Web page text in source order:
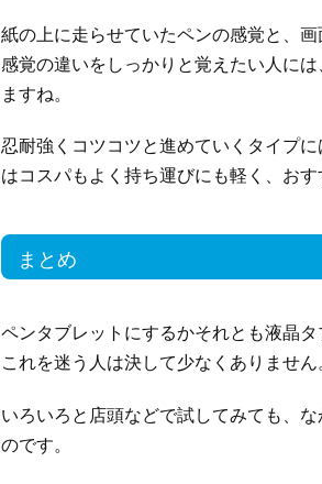
紙の上に走らせていたペンの感覚と、
感覚の違いをしっかりと覚えたい人には
ますね。
忍耐強くコツコツと進めていくタイプに
はコスパもよく持ち運びにも軽く、おす
まとめ
ペンタブレットにするかそれとも液晶タ
これを迷う人は決して少なくありません
いろいろと店頭などで試してみても、
のです。